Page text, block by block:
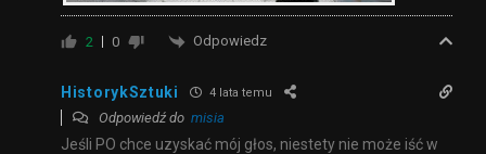
2 0 Odpowiedz
HistorykSztuki 4 lata temu
Odpowiedź do misia
Jeśli PO chce uzyskać mój głos, niestety nie może iść w